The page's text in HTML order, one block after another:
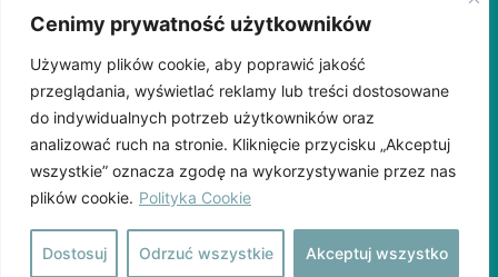
Cenimy prywatność użytkowników
Używamy plików cookie, aby poprawić jakość
przeglądania, wyświetlać reklamy lub treści dostosowane
do indywidualnych potrzeb użytkowników oraz
analizować ruch na stronie. Kliknięcie przycisku „Akceptuj
wszystkie” oznacza zgodę na wykorzystywanie przez nas
plików cookie. Polityka Cookie
Dostosuj Odrzuć wszystkie Akceptuj wszystko
Przedsiębiorca uzyskał subwencję finansową w
ramach programu "tarcza Finansowa 2.0
Polskiego Funduszu Rozwoju dla Mikro i
MałychFirm" udzieloną przez
PFR SA.